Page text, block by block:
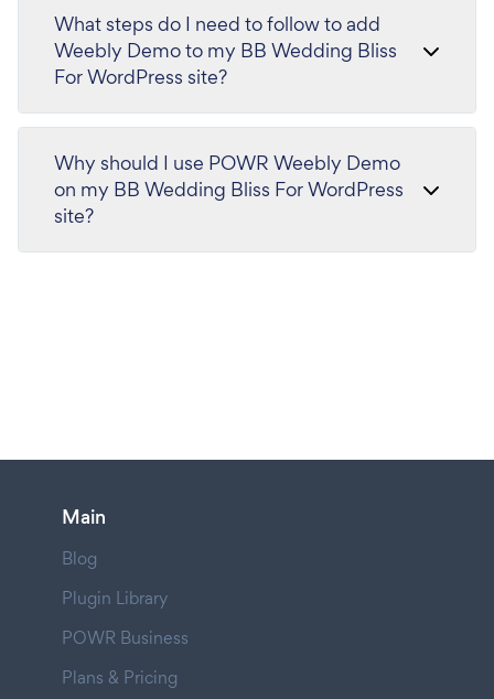
What steps do I need to follow to add
Weebly Demo to my BB Wedding Bliss
For WordPress site?
Why should I use POWR Weebly Demo
on my BB Wedding Bliss For WordPress
site?
Main
Blog
Plugin Library
POWR Business
Plans & Pricing